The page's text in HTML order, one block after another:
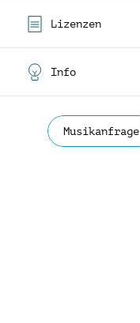
Lizenzen
Info
Musikanfrage